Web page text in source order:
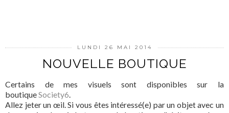
LUNDI 26 MAI 2014
NOUVELLE BOUTIQUE
Certains de mes visuels sont disponibles sur la
boutiqueSociety6
Allez jeter un œil. Si vous êtes intéressé(e) par un objet avec un